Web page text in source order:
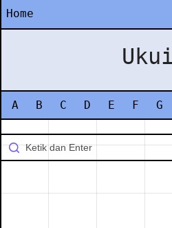
Home
A B C D E F G